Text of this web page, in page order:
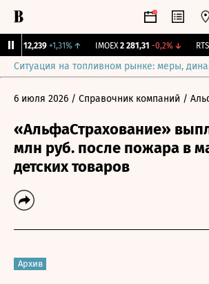
12,239 +1,31% ↑ IMOEX 2 281,31 -0,2%↓ RTSI
Ситуация на топливном рынке: меры,
6 июля 2026 / Справочник компаний /
«АльфаСтрахование»
млн руб. после пожара в
детских товаров
Архив